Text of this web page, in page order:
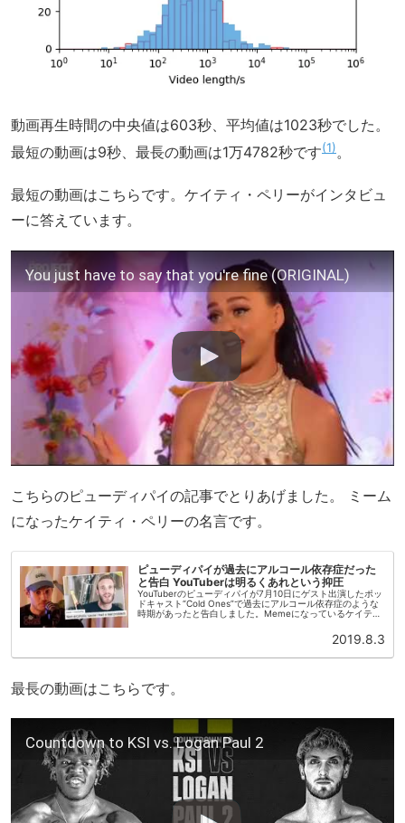
動画再生時間の中央値は603秒、平均値は1023秒でした。
最短の動画は9秒、最長の動画は1万4782秒です 1 。
最短の動画はこちらです。ケイティ・ペリーがインタビュ
ーに答えています。
You just have to say that you're fine (ORIGINAL)
こちらのピューディパイの記事でとりあげました。 ミーム
になったケイティ・ペリーの名言です。
ピューディパイが過去にアルコール依存症だった
と告白 YouTuberは明るくあれという抑圧
YouTuberのピューディパイが7月10日にゲスト出演したポッ
ドキャスト“Cold Ones”で過去にアルコール依存症のような
時期があったと告白しました。Memeになっているケイテ
2019.8.3
最長の動画はこちらです。
Countdown to KSI vs. Logan Paul 2